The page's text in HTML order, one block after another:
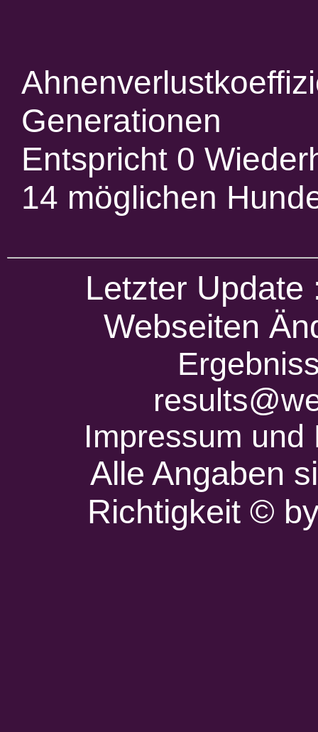
Generationen
Entspricht 0
14 möglichen
Letzter
Webseiten
Impressum
Alle Angaben
Richtigkeit ©